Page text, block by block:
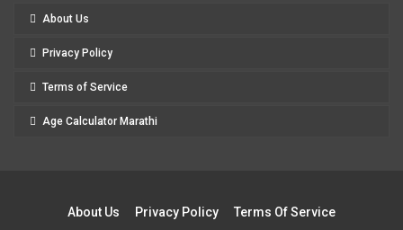
About Us
Privacy Policy
Terms of Service
Age Calculator Marathi
About Us Privacy Policy Terms Of Service